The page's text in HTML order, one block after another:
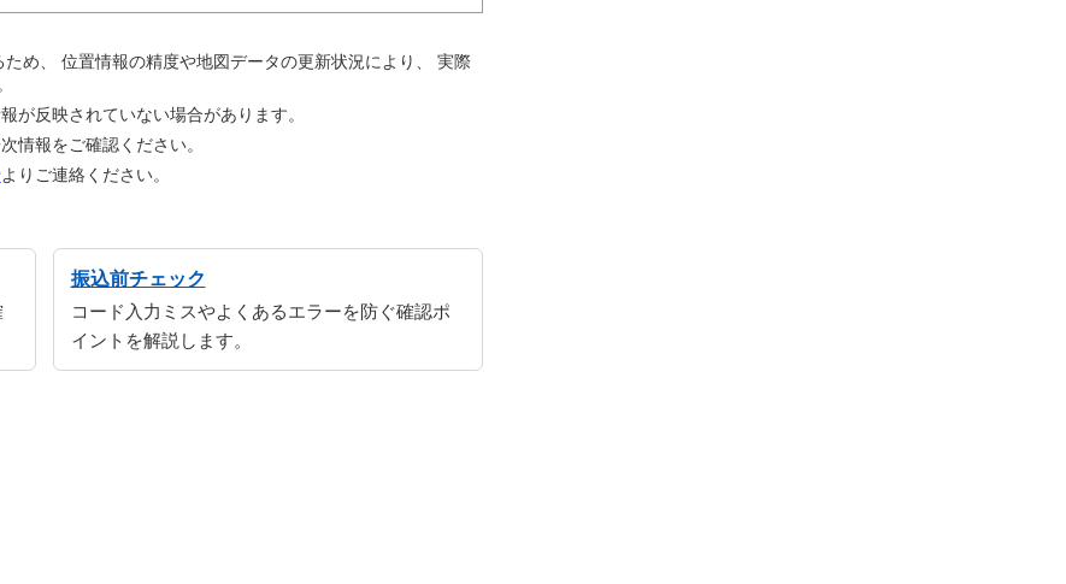
め、 位置情報の精度や地図データの更新状況により、 実際
が反映されていない場合があります。
情報をご確認ください。
よりご連絡ください。
振込前チェック
コード入力ミスやよくあるエラーを防ぐ確認ポ
イントを解説します。